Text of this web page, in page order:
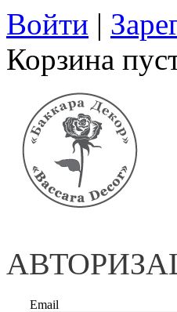
Войти |
Корзина
Email